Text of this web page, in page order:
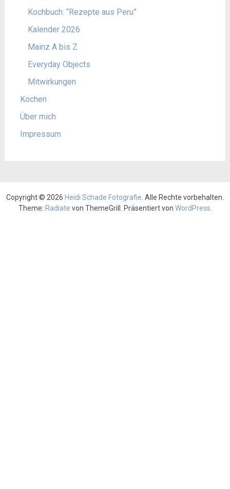
Kochbuch: “Rezepte aus Peru”
Kalender 2026
Mainz A bis Z
Everyday Objects
Mitwirkungen
Kochen
Über mich
Impressum
Copyright © 2026 Heidi Schade Fotografie . Alle Rechte vorbehalten.
Theme: Radiate von ThemeGrill. Präsentiert von WordPress